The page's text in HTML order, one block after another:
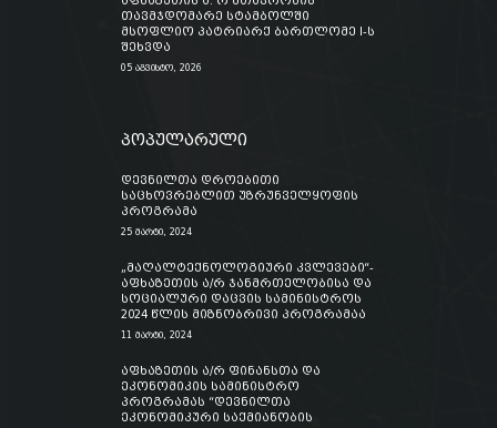
თავმჯდომარე სტამბოლში
მსოფლიო პატრიარქ ბართლომე I-ს
შეხვდა
05 აგვისტო, 2026
პოპულარული
დევნილთა დროებითი
საცხოვრებლით უზრუნველყოფის
პროგრამა
25 მარტი, 2024
„მაღალტექნოლოგიური კვლევები“-
აფხაზეთის ა/რ ჯანმრთელობისა და
სოციალური დაცვის სამინისტროს
2024 წლის მიზნობრივი პროგრამაა
11 მარტი, 2024
აფხაზეთის ა/რ ფინანსთა და
ეკონომიკის სამინისტრო
პროგრამას “დევნილთა
ეკონომიკური საქმიანობის